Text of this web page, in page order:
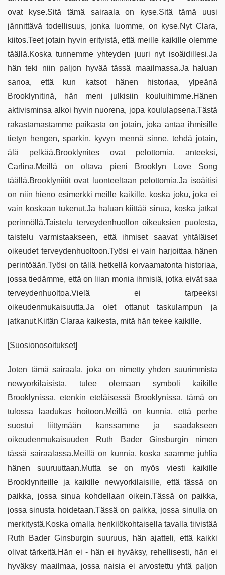
ovat kyse.Sitä tämä sairaala on kyse.Sitä tämä uusi
jännittävä todellisuus, jonka luomme, on kyse.Nyt Clara,
kiitos.Teet jotain hyvin erityistä, että meille kaikille olemme
täällä.Koska tunnemme yhteyden juuri nyt isoäidillesi.Ja
hän teki niin paljon hyvää tässä maailmassa.Ja haluan
sanoa, että kun katsot hänen historiaa, ylpeänä
Brooklynitinä, hän meni julkisiin kouluihimme.Hänen
aktivisminsa alkoi hyvin nuorena, jopa koululapsena.Tästä
rakastamastamme paikasta on jotain, joka antaa ihmisille
tietyn hengen, sparkin, kyvyn mennä sinne, tehdä jotain,
älä pelkää.Brooklynites ovat pelottomia, anteeksi,
Carlina.Meillä on oltava pieni Brooklyn Love Song
täällä.Brooklyniitit ovat luonteeltaan pelottomia.Ja isoäitisi
on niin hieno esimerkki meille kaikille, koska joku, joka ei
vain koskaan tukenut.Ja haluan kiittää sinua, koska jatkat
perinnöllä.Taistelu terveydenhuollon oikeuksien puolesta,
taistelu varmistaakseen, että ihmiset saavat yhtäläiset
oikeudet terveydenhuoltoon.Työsi ei vain harjoittaa hänen
perintöään.Työsi on tällä hetkellä korvaamatonta historiaa,
jossa tiedämme, että on liian monia ihmisiä, jotka eivät saa
terveydenhuoltoa.Vielä ei tarpeeksi
oikeudenmukaisuutta.Ja olet ottanut taskulampun ja
jatkanut.Kiitän Claraa kaikesta, mitä hän tekee kaikille.
[Suosionosoitukset]
Joten tämä sairaala, joka on nimetty yhden suurimmista
newyorkilaisista, tulee olemaan symboli kaikille
Brooklynissa, etenkin eteläisessä Brooklynissa, tämä on
tulossa laadukas hoitoon.Meillä on kunnia, että perhe
suostui liittymään kanssamme ja saadakseen
oikeudenmukaisuuden Ruth Bader Ginsburgin nimen
tässä sairaalassa.Meillä on kunnia, koska saamme juhlia
hänen suuruuttaan.Mutta se on myös viesti kaikille
Brooklyniteille ja kaikille newyorkilaisille, että tässä on
paikka, jossa sinua kohdellaan oikein.Tässä on paikka,
jossa sinusta hoidetaan.Tässä on paikka, jossa sinulla on
merkitystä.Koska omalla henkilökohtaisella tavalla tiivistää
Ruth Bader Ginsburgin suuruus, hän ajatteli, että kaikki
olivat tärkeitä.Hän ei - hän ei hyväksy, rehellisesti, hän ei
hyväksy maailmaa, jossa naisia ei arvostettu yhtä paljon